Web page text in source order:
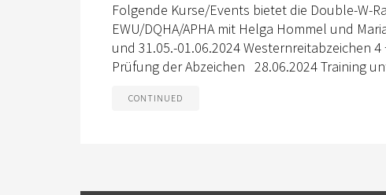
Folgende Kurse/Events bietet die Double-W-
EWU/DQHA/APHA mit Helga Hommel und
und 31.05.-01.06.2024 Westernreitabzeichen
Prüfung der Abzeichen 28.06.2024 Training
CONTINUED